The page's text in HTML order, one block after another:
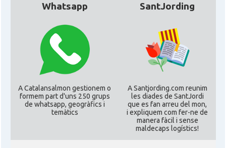
Whatsapp
A Catalansalmon gestionem o
formem part d'uns 250 grups
de whatsapp, geogràfics i
temàtics
SantJording
A Santjording.com reunim
les diades de SantJordi
que es fan arreu del mon,
i expliquem com fer-ne de
manera fàcil i sense
maldecaps logí­stics!